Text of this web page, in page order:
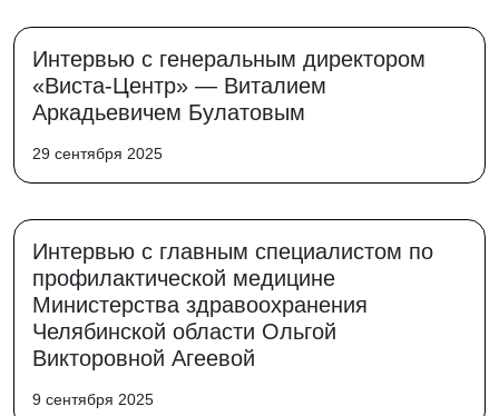
Интервью с генеральным директором
«Виста-Центр» — Виталием
Аркадьевичем Булатовым
29 сентября 2025
Интервью с главным специалистом по
профилактической медицине
Министерства здравоохранения
Челябинской области Ольгой
Викторовной Агеевой
9 сентября 2025